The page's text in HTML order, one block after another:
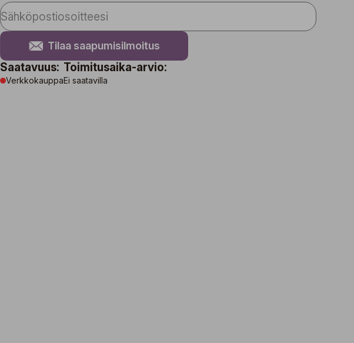
Tilaa saapumisilmoitus
Saatavuus:
Verkkokauppa
Toimitusaika-arvio:
Ei saatavilla